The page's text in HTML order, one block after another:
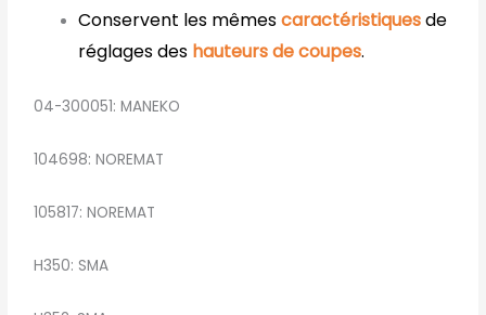
Conservent les mêmescaractéristiquesde
réglages des hauteurs de coupes.
04-300051: MANEKO
104698: NOREMAT
105817: NOREMAT
H350: SMA